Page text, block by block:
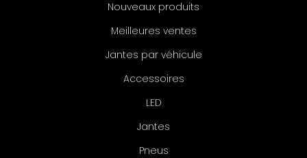
Nouveaux produits
Meilleures ventes
Jantes par véhicule
Accessoires
LED
Jantes
Pneus